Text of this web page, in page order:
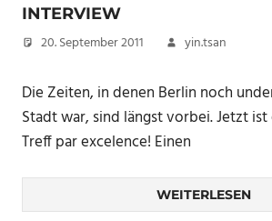
INTERVIEW
20. September 2011 yin.tsan
Die Zeiten, in denen Berlin noch
Stadt war, sind längst vorbei. Jetzt
Treff par excelence! Einen
WEITERLESEN